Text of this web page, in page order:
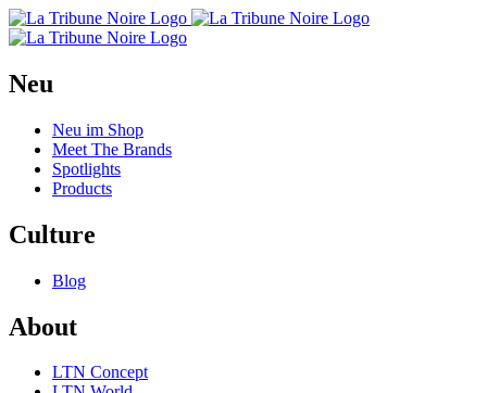
Neu
Neu im Shop
Meet The Brands
Spotlights
Products
Culture
Blog
About
LTN Concept